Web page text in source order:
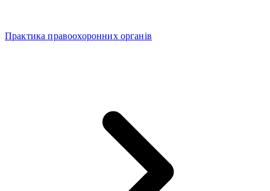
Практика правоохоронних органів